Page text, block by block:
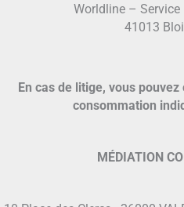
Worldline – Service
41013
En cas de litige, vous
consommation
MÉDIATION